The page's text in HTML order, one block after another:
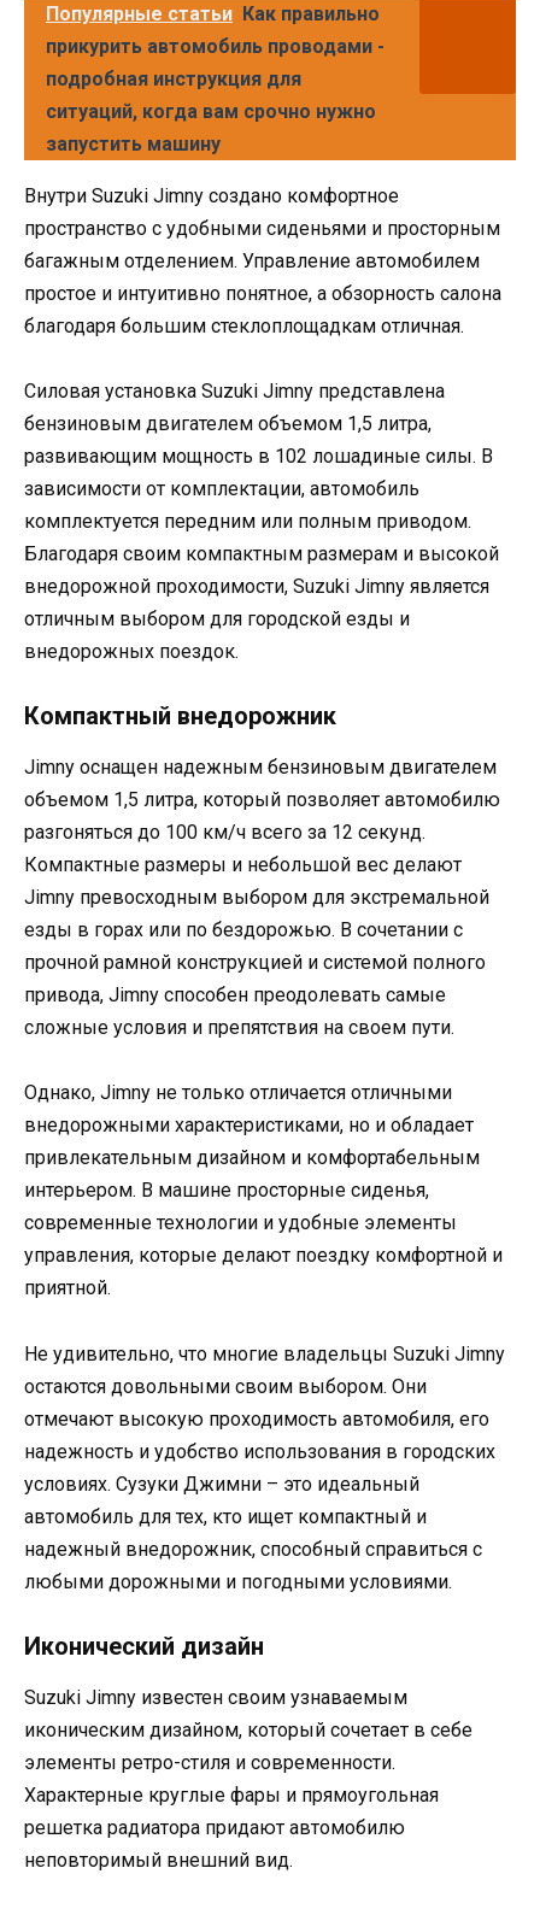
Популярные статьи Как правильно
прикурить автомобиль проводами -
подробная инструкция для
ситуаций, когда вам срочно нужно
запустить машину
Внутри Suzuki Jimny создано комфортное
пространство с удобными сиденьями и просторным
багажным отделением. Управление автомобилем
простое и интуитивно понятное, а обзорность салона
благодаря большим стеклоплощадкам отличная.
Силовая установка Suzuki Jimny представлена
бензиновым двигателем объемом 1,5 литра,
развивающим мощность в 102 лошадиные силы. В
зависимости от комплектации, автомобиль
комплектуется передним или полным приводом.
Благодаря своим компактным размерам и высокой
внедорожной проходимости, Suzuki Jimny является
отличным выбором для городской езды и
внедорожных поездок.
Компактный внедорожник
Jimny оснащен надежным бензиновым двигателем
объемом 1,5 литра, который позволяет автомобилю
разгоняться до 100 км/ч всего за 12 секунд.
Компактные размеры и небольшой вес делают
Jimny превосходным выбором для экстремальной
езды в горах или по бездорожью. В сочетании с
прочной рамной конструкцией и системой полного
привода, Jimny способен преодолевать самые
сложные условия и препятствия на своем пути.
Однако, Jimny не только отличается отличными
внедорожными характеристиками, но и обладает
привлекательным дизайном и комфортабельным
интерьером. В машине просторные сиденья,
современные технологии и удобные элементы
управления, которые делают поездку комфортной и
приятной.
Не удивительно, что многие владельцы Suzuki Jimny
остаются довольными своим выбором. Они
отмечают высокую проходимость автомобиля, его
надежность и удобство использования в городских
условиях. Сузуки Джимни – это идеальный
автомобиль для тех, кто ищет компактный и
надежный внедорожник, способный справиться с
любыми дорожными и погодными условиями.
Иконический дизайн
Suzuki Jimny известен своим узнаваемым
иконическим дизайном, который сочетает в себе
элементы ретро-стиля и современности.
Характерные круглые фары и прямоугольная
решетка радиатора придают автомобилю
неповторимый внешний вид.